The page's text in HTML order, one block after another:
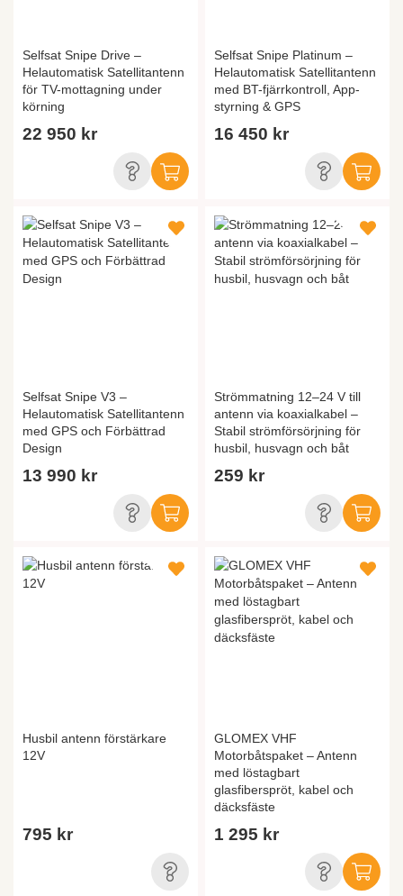
Selfsat Snipe Drive –
Helautomatisk Satellitantenn
för TV-mottagning under
körning
22 950 kr
Selfsat Snipe Platinum –
Helautomatisk Satellitantenn
med BT-fjärrkontroll, App-
styrning & GPS
16 450 kr
Selfsat Snipe V3 –
Helautomatisk Satellitantenn
med GPS och Förbättrad
Design
13 990 kr
Strömmatning 12–24 V till
antenn via koaxialkabel –
Stabil strömförsörjning för
husbil, husvagn och båt
259 kr
Husbil antenn förstärkare
12V
795 kr
GLOMEX VHF
Motorbåtspaket – Antenn
med löstagbart
glasfiberspröt, kabel och
däcksfäste
1 295 kr